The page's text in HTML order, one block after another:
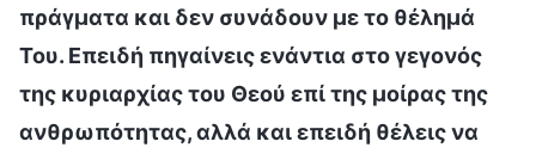
πράγματα και δεν συνάδουν με το θέλημά
Του. Επειδή πηγαίνεις ενάντια στο γεγονός
της κυριαρχίας του Θεού επί της μοίρας της
ανθρωπότητας, αλλά και επειδή θέλεις να